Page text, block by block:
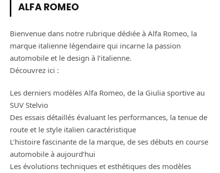
ALFA ROMEO
Bienvenue dans notre rubrique dédiée à Alfa Romeo, la
marque italienne légendaire qui incarne la passion
automobile et le design à l’italienne.
Découvrez ici :
Les derniers modèles Alfa Romeo, de la Giulia sportive au
SUV Stelvio
Des essais détaillés évaluant les performances, la tenue de
route et le style italien caractéristique
L’histoire fascinante de la marque, de ses débuts en course
automobile à aujourd’hui
Les évolutions techniques et esthétiques des modèles